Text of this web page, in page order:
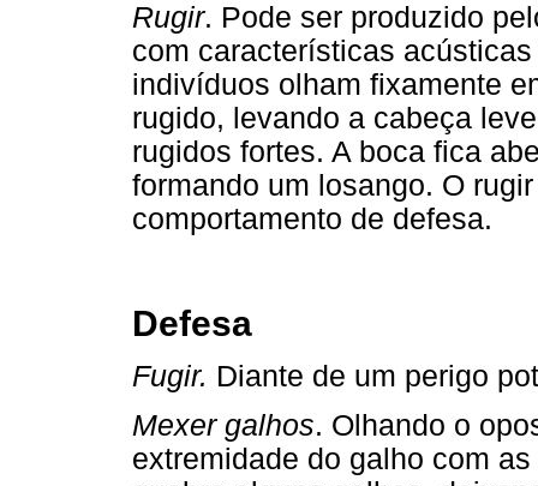
Rugir. Pode ser produzido
com características
indivíduos olham fixamente
rugido, levando a cabeça
rugidos fortes. A boca fica
formando um losango. O
comportamento de defesa.
Defesa
Fugir. Diante de um perigo
Mexer galhos. Olhando o
extremidade do galho com